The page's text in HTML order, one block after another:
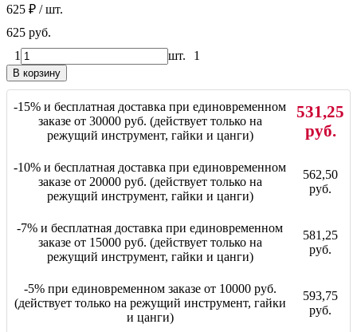
625 ₽ / шт.
625 руб.
1
шт. 1
В корзину
-15% и бесплатная доставка при единовременном
заказе от 30000 руб. (действует только на
режущий инструмент, гайки и цанги)
531,25
руб.
-10% и бесплатная доставка при единовременном
заказе от 20000 руб. (действует только на
режущий инструмент, гайки и цанги)
562,50
руб.
-7% и бесплатная доставка при единовременном
заказе от 15000 руб. (действует только на
режущий инструмент, гайки и цанги)
581,25
руб.
-5% при единовременном заказе от 10000 руб.
(действует только на режущий инструмент, гайки
и цанги)
593,75
руб.